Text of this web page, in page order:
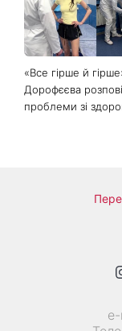
«Все гірше й
Дорофєєва
проблеми зі